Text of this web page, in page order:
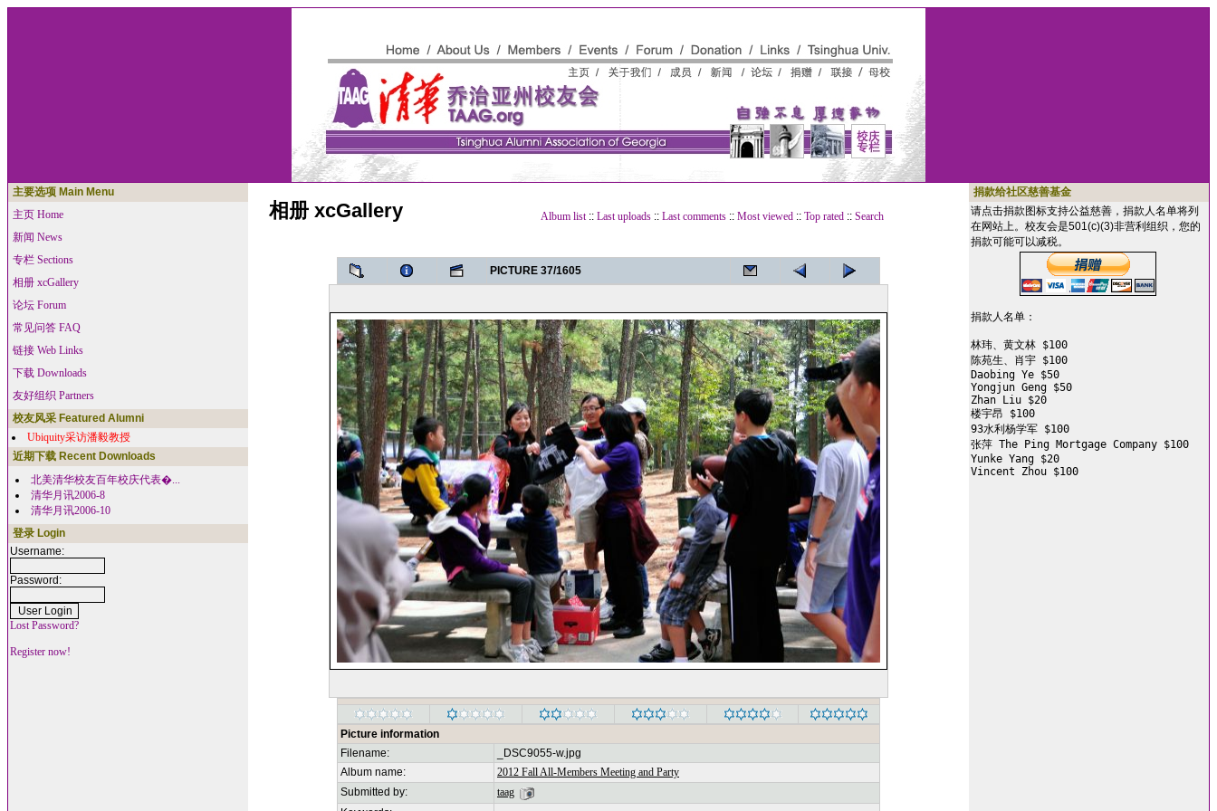
主要选项 Main Menu
主页 Home
新闻 News
专栏 Sections
相册 xcGallery
论坛 Forum
常见问答 FAQ
链接 Web Links
下载 Downloads
友好组织 Partners
校友风采 Featured Alumni
Ubiquity采访潘毅教授
近期下载 Recent Downloads
北美清华校友百年校庆代表�...
清华月讯2006-8
清华月讯2006-10
登录 Login
Username:
Password:
Lost Password?
Register now!
相册 xcGallery Album list:: Last uploads:: Last comments:: Most viewed:: Top rated:: Search
PICTURE 37/1605
Picture information
Filename:
_DSC9055-w.jpg
Album name:
2012 Fall All-Members Meeting and Party
Submitted by:
taag
捐款给社区慈善基金
请点击捐款图标支持公益慈善，捐款人名单将列
在网站上。校友会是501(c)(3)非营利组织，您的
捐款可能可以减税。
捐款人名单：
林玮、黄文林 $100
陈苑生、肖宇 $100
Daobing Ye $50
Yongjun Geng $50
Zhan Liu $20
楼宇昂 $100
93水利杨学军 $100
张萍 The Ping Mortgage Company $100
Yunke Yang $20
Vincent Zhou $100